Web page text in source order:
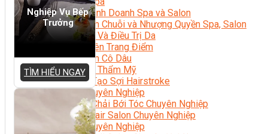
Khởi Sự Kinh Doanh Spa và Salon
Kinh Doanh Chuỗi và Nhượng Quyền Spa, Salon
Chăm Sóc Và Điều Trị Da
Chuyên Viên Trang Điểm
Trang Điểm Cô Dâu
Phun Xăm Thẩm Mỹ
Kỹ Thuật Tạo Sợi Hairstroke
Barber Chuyên Nghiệp
Kỹ Thuật Chải Bới Tóc Chuyên Nghiệp
Quản Lý Hair Salon Chuyên Nghiệp
Nối Mi Chuyên Nghiệp
Nghiệp Vụ Bếp
Trưởng
TÌM HIỂU NGAY